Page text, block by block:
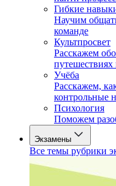
Гибкие
Научим
команде
Культпросвет
Расскажем
путешествиях
Учёба
Расскажем,
контрольные
Психология
Поможем
Экзамены
Все темы рубрики